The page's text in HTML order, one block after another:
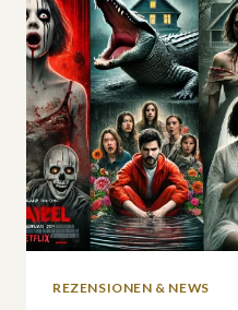
REZENSIONEN & NEWS